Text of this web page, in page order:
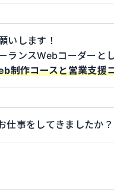
いします！
ランスWebコーダーと
制作コースと営業支援
仕事をしてきましたか？